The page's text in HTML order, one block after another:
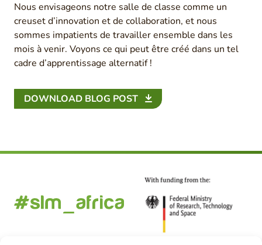
Nous envisageons notre salle de classe comme un
creuset d’innovation et de collaboration, et nous
sommes impatients de travailler ensemble dans les
mois à venir. Voyons ce qui peut être créé dans un tel
cadre d’apprentissage alternatif !
DOWNLOAD BLOG POST